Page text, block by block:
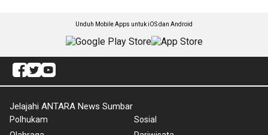
Unduh Mobile Apps untuk iOS dan Android
Jelajahi ANTARA News Sumbar
Polhukam
Sosial